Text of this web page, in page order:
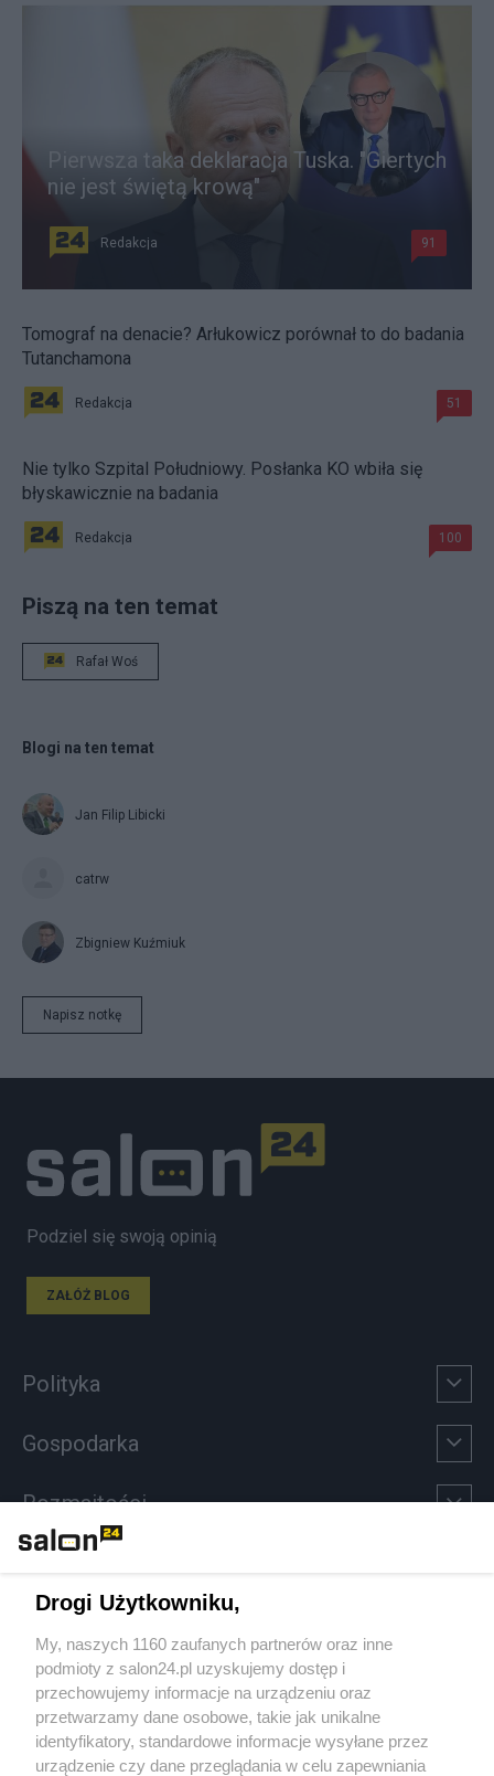
Pierwsza taka deklaracja Tuska. "Giertych
nie jest świętą krową"
Redakcja 91
Tomograf na denacie? Arłukowicz porównał to do badania
Tutanchamona
Redakcja 51
Nie tylko Szpital Południowy. Posłanka KO wbiła się
błyskawicznie na badania
Redakcja 100
Piszą na ten temat
Rafał Woś
Blogi na ten temat
Jan Filip Libicki
catrw
Zbigniew Kuźmiuk
Napisz notkę
Podziel się swoją opinią
ZAŁÓŻ BLOG
Polityka
Gospodarka
Rozmaitości
Sport
Społeczeństwo
Kultura
Drogi Użytkowniku,
My, naszych 1160 zaufanych partnerów oraz inne
podmioty z salon24.pl uzyskujemy dostęp i
przechowujemy informacje na urządzeniu oraz
przetwarzamy dane osobowe, takie jak unikalne
identyfikatory, standardowe informacje wysyłane przez
urządzenie czy dane przeglądania w celu zapewniania